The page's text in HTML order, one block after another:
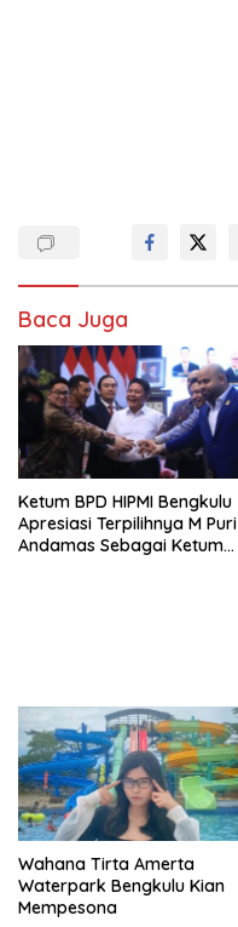
Baca Juga
Ketum BPD HIPMI Bengkulu
Apresiasi Terpilihnya M Puri
Andamas Sebagai Ketum
Wahana Tirta Amerta
Waterpark Bengkulu Kian
Mempesona